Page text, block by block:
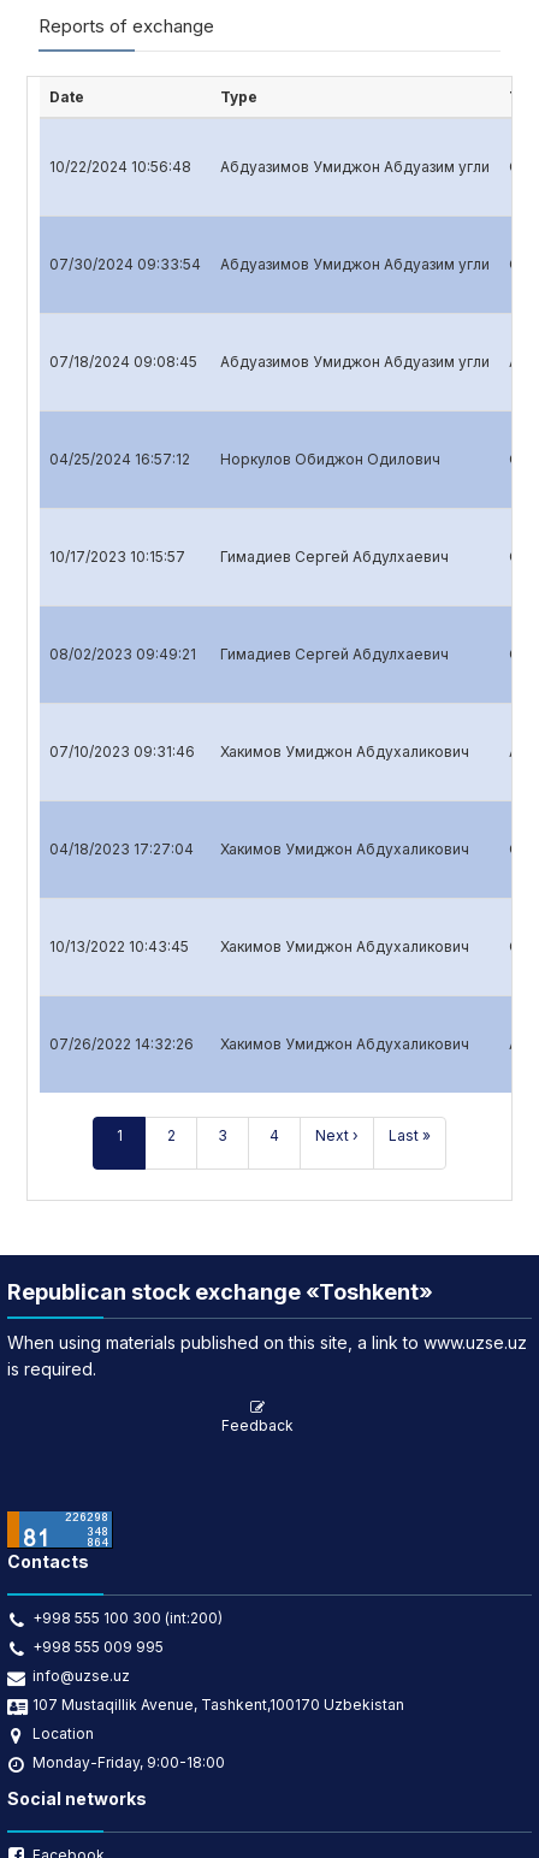
Reports of exchange
Date Type
10/22/2024 10:56:48 Абдуазимов Умиджон Абдуазим угли
07/30/2024 09:33:54 Абдуазимов Умиджон Абдуазим угли
07/18/2024 09:08:45 Абдуазимов Умиджон Абдуазим угли
04/25/2024 16:57:12 Норкулов Обиджон Одилович
10/17/2023 10:15:57 Гимадиев Сергей Абдулхаевич
08/02/2023 09:49:21 Гимадиев Сергей Абдулхаевич
07/10/2023 09:31:46 Хакимов Умиджон Абдухаликович
04/18/2023 17:27:04 Хакимов Умиджон Абдухаликович
10/13/2022 10:43:45 Хакимов Умиджон Абдухаликович
07/26/2022 14:32:26 Хакимов Умиджон Абдухаликович
1 2 3 4 Next › Last »
Republican stock exchange «Toshkent»
When using materials published on this site, a link to www.uzse.uz
is required.
Feedback
Contacts
+998 555 100 300 (int:200)
+998 555 009 995
info@uzse.uz
107 Mustaqillik Avenue, Tashkent,100170 Uzbekistan
Location
Monday-Friday, 9:00-18:00
Social networks